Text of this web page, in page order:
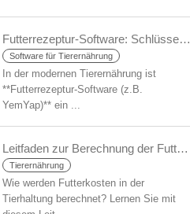
Futterrezeptur-Software: Schlüssel zu Effizienz und Rentabilität
Software für Tierernährung
In der modernen Tierernährung ist
**Futterrezeptur-Software (z.B.
YemYap)** ein ...
Leitfaden zur Berechnung der Futterkosten für Anfänger
Tierernährung
Wie werden Futterkosten in der
Tierhaltung berechnet? Lernen Sie mit